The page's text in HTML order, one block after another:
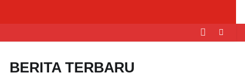
BERITA TERBARU